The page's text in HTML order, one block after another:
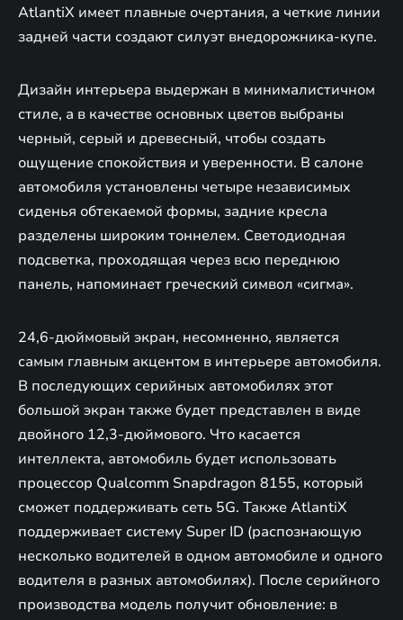
AtlantiX имеет плавные очертания, а четкие линии
задней части создают силуэт внедорожника-купе.
Дизайн интерьера выдержан в минималистичном
стиле, а в качестве основных цветов выбраны
черный, серый и древесный, чтобы создать
ощущение спокойствия и уверенности. В салоне
автомобиля установлены четыре независимых
сиденья обтекаемой формы, задние кресла
разделены широким тоннелем. Светодиодная
подсветка, проходящая через всю переднюю
панель, напоминает греческий символ «сигма».
24,6-дюймовый экран, несомненно, является
самым главным акцентом в интерьере автомобиля.
В последующих серийных автомобилях этот
большой экран также будет представлен в виде
двойного 12,3-дюймового. Что касается
интеллекта, автомобиль будет использовать
процессор Qualcomm Snapdragon 8155, который
сможет поддерживать сеть 5G. Также AtlantiX
поддерживает систему Super ID (распознающую
несколько водителей в одном автомобиле и одного
водителя в разных автомобилях). После серийного
производства модель получит обновление: в